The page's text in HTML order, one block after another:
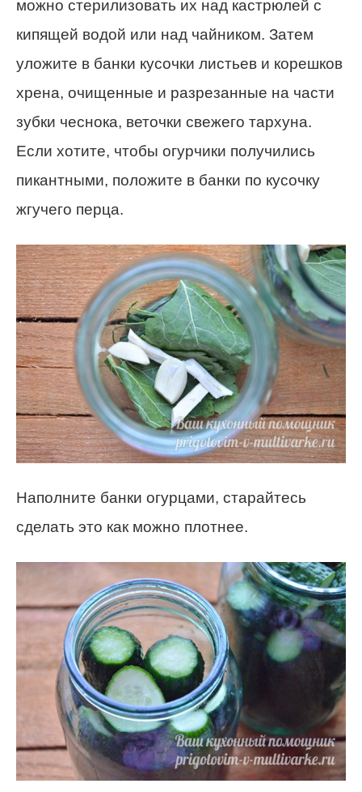
можно стерилизовать их над кастрюлей с
кипящей водой или над чайником. Затем
уложите в банки кусочки листьев и корешков
хрена, очищенные и разрезанные на части
зубки чеснока, веточки свежего тархуна.
Если хотите, чтобы огурчики получились
пикантными, положите в банки по кусочку
жгучего перца.
Наполните банки огурцами, старайтесь
сделать это как можно плотнее.